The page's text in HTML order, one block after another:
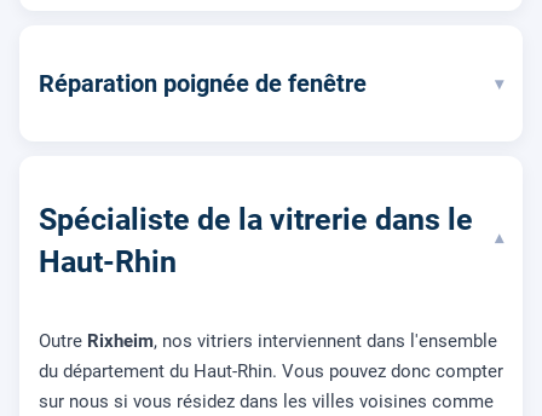
Réparation poignée de fenêtre ▾
Spécialiste de la vitrerie dans le
Haut-Rhin
▾
Outre Rixheim, nos vitriers interviennent dans l'ensemble
du département du Haut-Rhin. Vous pouvez donc compter
sur nous si vous résidez dans les villes voisines comme